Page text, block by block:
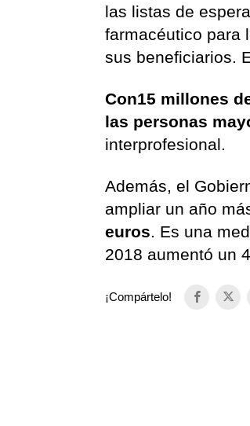
las listas de
farmacéutico para
sus beneficiarios.
Con15 millones
las personas
interprofesional.
Además, el
ampliar un año
euros . Es una
2018 aumentó un
¡Compártelo!